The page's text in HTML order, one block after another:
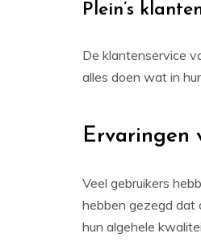
Plein’s
De klantenservice
alles doen wat in
Ervaringen
Veel gebruikers
hebben gezegd dat
hun algehele